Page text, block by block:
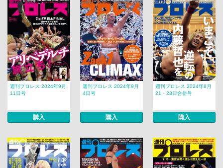
週刊プロレス 2024年9月
11日号
購入
週刊プロレス 2024年9月
4日号
購入
週刊プロレス 2024年8月
21・28日合併号
購入